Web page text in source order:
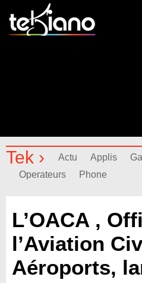
Tek › Actu Applis
Operateurs
Phone
L’OACA ,
l’Aviation
Aéroports,